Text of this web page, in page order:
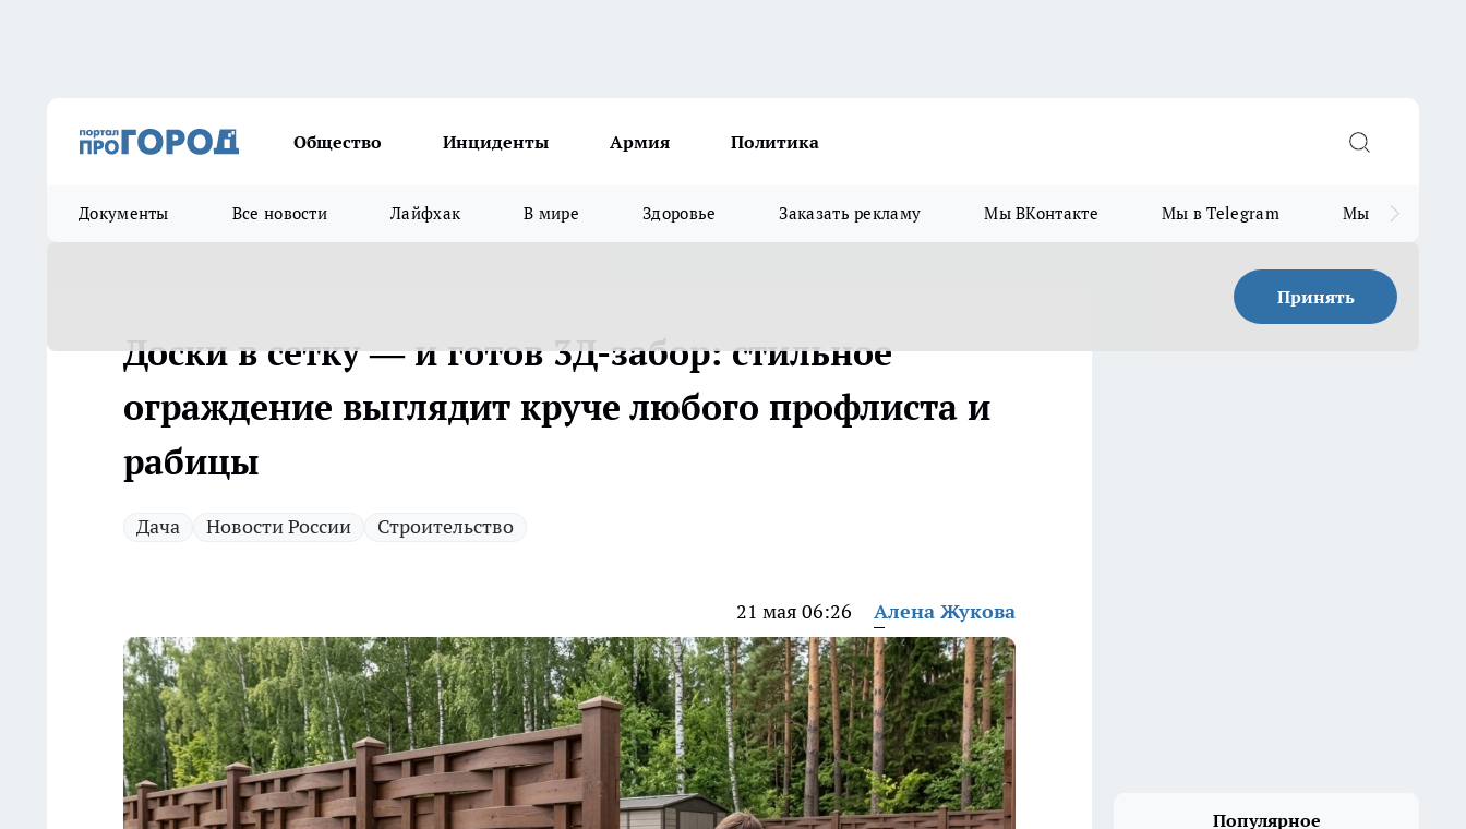
Общество Инциденты Армия Политика
Документы Все новости Лайфхак В мире Здоровье Заказать рекламу Мы ВКонтакте Мы в Telegram Мы в MAX
Принять
Доски в сетку — и готов 3Д-забор: стильное
ограждение выглядит круче любого профлиста и
рабицы
Дача Новости России Строительство
21 мая 06:26 Алена Жукова
Популярное